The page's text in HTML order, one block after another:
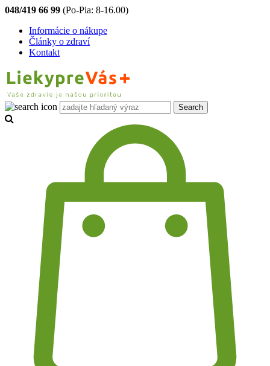
048/419 66 99 (Po-Pia: 8-16.00)
Informácie o nákupe
Články o zdraví
Kontakt